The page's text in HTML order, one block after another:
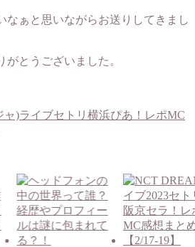
なぁと思いながらお送りしてきまし
とうございました。
ャ)ライブセトリ横浜ぴあ！レポMC